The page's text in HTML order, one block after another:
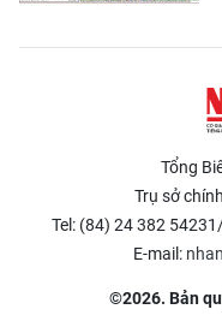
Tổng
Trụ sở
Tel: (84) 24 382
E-mail:
©2026. Bản